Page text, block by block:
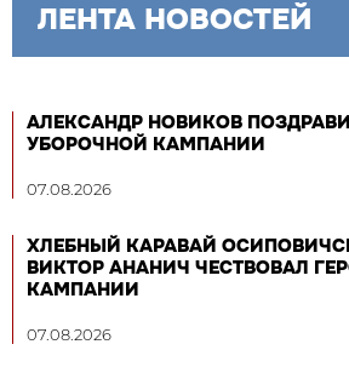
ЛЕНТА НОВОСТЕЙ
АЛЕКСАНДР НОВИКОВ
УБОРОЧНОЙ КАМПАНИИ
07.08.2026
ХЛЕБНЫЙ КАРАВАЙ
ВИКТОР АНАНИЧ ЧЕСТВОВАЛ
КАМПАНИИ
07.08.2026